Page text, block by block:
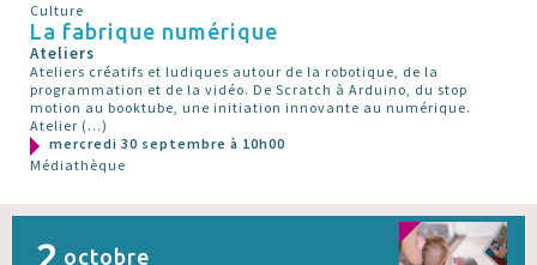
Culture
La fabrique numérique
Ateliers
Ateliers créatifs et ludiques autour de la robotique, de la
programmation et de la vidéo. De Scratch à Arduino, du stop
motion au booktube, une initiation innovante au numérique.
Atelier (…)
mercredi 30 septembre à 10h00
Médiathèque
octobre